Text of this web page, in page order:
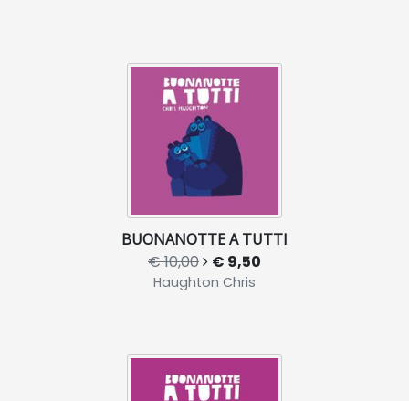
BUONANOTTE A TUTTI
€ 10,00 € 9,50
Haughton Chris